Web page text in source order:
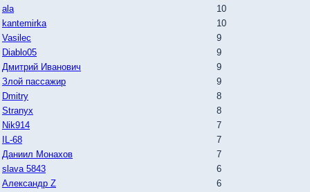
ala
10
kantemirka
10
Vasilec
9
Diablo05
9
Дмитрий Иванович
9
Злой пассажир
9
Dmitry
8
Stranyx
8
Nik914
7
IL-68
7
Даниил Монахов
7
slava 5843
6
Александр Z
6